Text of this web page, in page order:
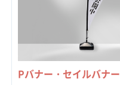
Pバナー・セイルバナー